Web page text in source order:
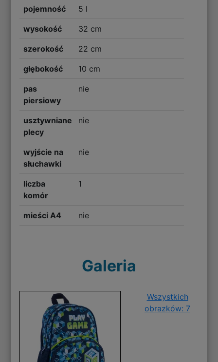
pojemność 5 l
wysokość 32 cm
szerokość 22 cm
głębokość 10 cm
pas
piersiowy
nie
usztywniane
plecy
nie
wyjście na
słuchawki
nie
liczba
komór
1
mieści A4 nie
Galeria
Wszystkich
obrazków: 7